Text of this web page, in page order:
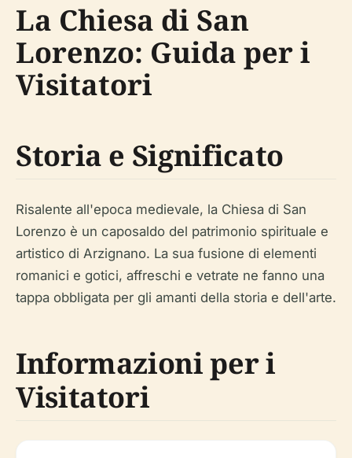
La Chiesa di San
Lorenzo: Guida per i
Visitatori
Storia e Significato
Risalente all'epoca medievale, la Chiesa di San
Lorenzo è un caposaldo del patrimonio spirituale e
artistico di Arzignano. La sua fusione di elementi
romanici e gotici, affreschi e vetrate ne fanno una
tappa obbligata per gli amanti della storia e dell'arte.
Informazioni per i
Visitatori